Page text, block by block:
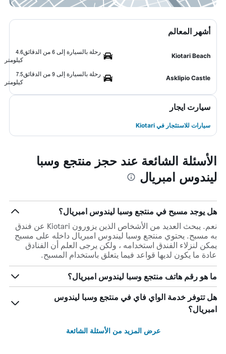
أشهر المعالم
Kiotari Beach
رحلة بالسيارة إلى 6 من الدقائق
4.6
كيلومتر
Asklipio Castle
رحلة بالسيارة إلى 9 من الدقائق
7.5
كيلومتر
سيارت ايجار
سيارات للاستئجار في Kiotari
الأسئلة الشائعة عند حجز منتجع وسبا
ليندوس امبريال
هل يوجد مسبح في منتجع وسبا ليندوس امبريال؟
نعم. يبحث العديد من الأشخاص الذين يزورون Kiotari عن فندق
به مسبح. يحتوي منتجع وسبا ليندوس امبريال داخله على مسبح
يمكن لنزلاء الفندق استخدامه ، ولكن يرجى العلم أن الفنادق
عادة ما يكون لديها قواعد فيما يتعلق باستخدام المسبح.
ما هو رقم هاتف منتجع وسبا ليندوس امبريال؟
هل تتوفر خدمة الواي فاي في منتجع وسبا ليندوس
امبريال؟
عرض المزيد من الأسئلة الشائعة